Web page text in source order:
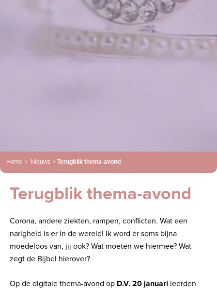
Home > Nieuws >Terugblik thema-avond
Terugblik thema-avond
Corona, andere ziekten, rampen, conflicten. Wat een
narigheid is er in de wereld! Ik word er soms bijna
moedeloos van, jij ook? Wat moeten we hiermee? Wat
zegt de Bijbel hierover?
Op de digitale thema-avond op D.V. 20 januari leerden